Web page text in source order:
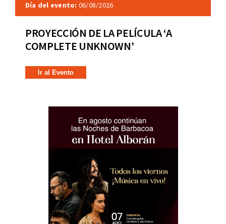
Día del evento: 06/08/2026
PROYECCIÓN DE LA PELÍCULA ‘A
COMPLETE UNKNOWN’
Ir al Evento